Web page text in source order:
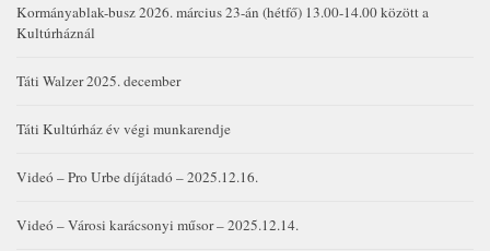
Kormányablak-busz 2026. március 23-án (hétfő) 13.00-14.00 között a
Kultúrháznál
Táti Walzer 2025. december
Táti Kultúrház év végi munkarendje
Videó – Pro Urbe díjátadó – 2025.12.16.
Videó – Városi karácsonyi műsor – 2025.12.14.